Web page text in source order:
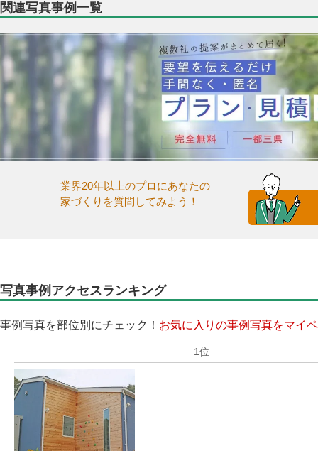
関連写真事例一覧
業界20年以上のプロにあなたの
家づくりを質問してみよう！
写真事例アクセスランキング
事例写真を部位別にチェック！ お気に入りの事例写真をマイ